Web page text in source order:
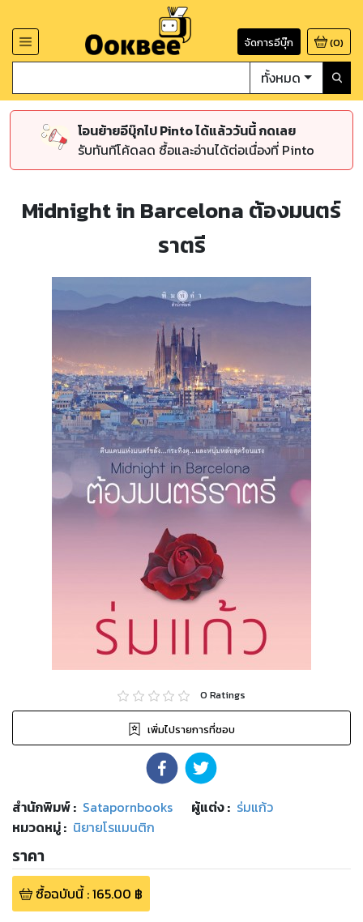
จัดการอีบุ๊ก (0)
ทั้งหมด
โอนย้ายอีบุ๊กไป Pinto ได้แล้ววันนี้ กดเลย
รับทันทีโค้ดลด ซื้อและอ่านได้ต่อเนื่องที่ Pinto
Midnight in Barcelona ต้องมนตร์
ราตรี
0 Ratings
เพิ่มไปรายการที่ชอบ
สำนักพิมพ์: Satapornbooks ผู้แต่ง : ร่มแก้ว
หมวดหมู่: นิยายโรแมนติก
ราคา
ซื้อฉบับนี้:165.00 ฿